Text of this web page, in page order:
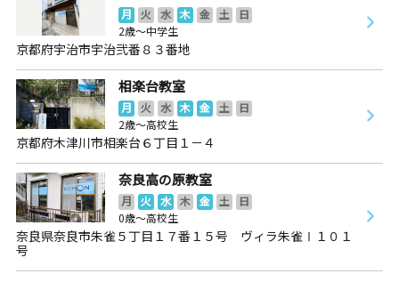
月 火 水 木 金 土
日
2歳～中学生
京都府宇治市宇治弐番８３番地
相楽台教室
月 火 水 木 金 土
日
2歳～高校生
京都府木津川市相楽台６丁目１－４
奈良高の原教室
月 火 水 木 金 土
日
0歳～高校生
奈良県奈良市朱雀５丁目１７番１５号 ヴィラ朱雀Ⅰ１０１
号